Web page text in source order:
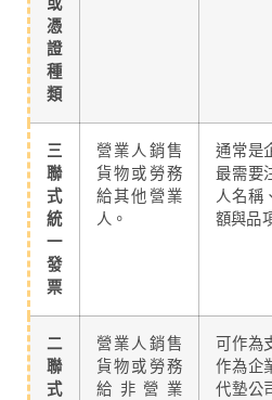
憑
證
種
類
三
聯
式
統
一
發
票
營業人銷售
貨物或勞務
給其他營業
人。
通常是
最需要
人名稱
額與品
二
聯
式
營業人銷售
貨物或勞務
給非營業
可作為
作為企
代墊公